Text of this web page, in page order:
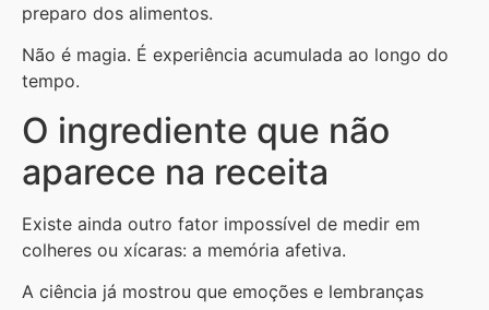
preparo dos alimentos.
Não é magia. É experiência acumulada ao longo do
tempo.
O ingrediente que não
aparece na receita
Existe ainda outro fator impossível de medir em
colheres ou xícaras: a memória afetiva.
A ciência já mostrou que emoções e lembranças